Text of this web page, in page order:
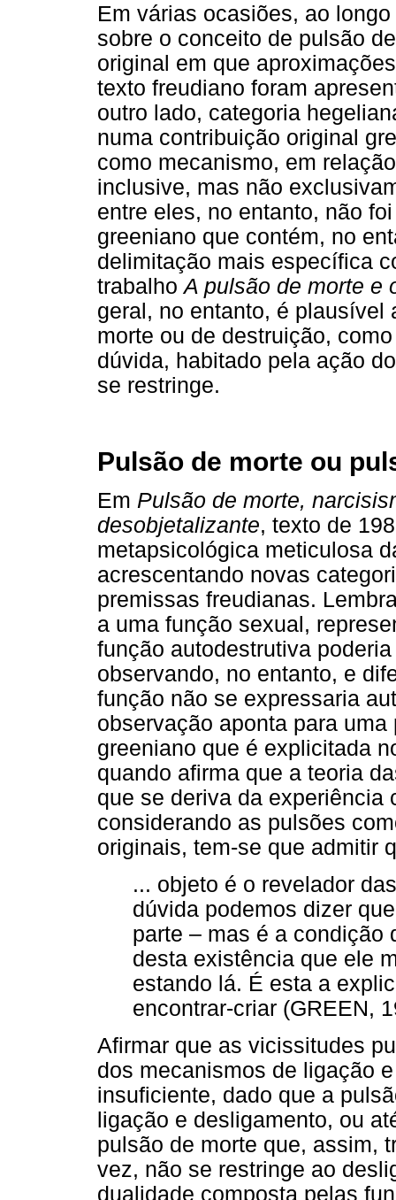
Em várias ocasiões, ao
sobre o conceito de pulsão
original em que
texto freudiano foram
outro lado, categoria
numa contribuição original
como mecanismo, em
inclusive, mas não
entre eles, no entanto, não
greeniano que contém, no
delimitação mais específica
trabalhoA pulsão de morte e
geral, no entanto, é plausível
morte ou de destruição,
dúvida, habitado pela ação
se restringe.
Pulsão de morte ou
Em Pulsão de morte,
desobjetalizante, texto de
metapsicológica meticulosa
acrescentando novas
premissas freudianas.
a uma função sexual,
função autodestrutiva
observando, no entanto, e
função não se expressaria
observação aponta para
greeniano que é explicitada
quando afirma que a teoria
que se deriva da experiência
considerando as pulsões
originais, tem-se que admitir
... objeto é o revelador
dúvida podemos dizer
parte – mas é a condição
desta existência que ele
estando lá. É esta a
encontrar-criar (GREEN,
Afirmar que as vicissitudes
dos mecanismos de ligação
insuficiente, dado que a
ligação e desligamento, ou
pulsão de morte que, assim,
vez, não se restringe ao
dualidade composta pelas